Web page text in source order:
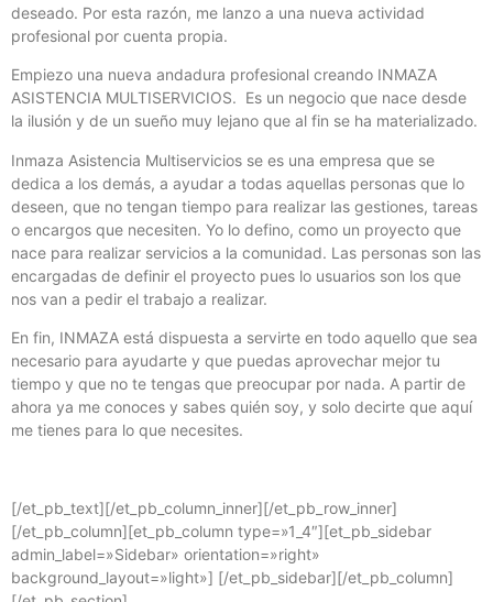
deseado. Por esta razón, me lanzo a una nueva actividad
profesional por cuenta propia.
Empiezo una nueva andadura profesional creando INMAZA
ASISTENCIA MULTISERVICIOS. Es un negocio que nace desde
la ilusión y de un sueño muy lejano que al fin se ha materializado.
Inmaza Asistencia Multiservicios se es una empresa que se
dedica a los demás, a ayudar a todas aquellas personas que lo
deseen, que no tengan tiempo para realizar las gestiones, tareas
o encargos que necesiten. Yo lo defino, como un proyecto que
nace para realizar servicios a la comunidad. Las personas son las
encargadas de definir el proyecto pues lo usuarios son los que
nos van a pedir el trabajo a realizar.
En fin, INMAZA está dispuesta a servirte en todo aquello que sea
necesario para ayudarte y que puedas aprovechar mejor tu
tiempo y que no te tengas que preocupar por nada. A partir de
ahora ya me conoces y sabes quién soy, y solo decirte que aquí
me tienes para lo que necesites.
[/et_pb_text][/et_pb_column_inner][/et_pb_row_inner]
[/et_pb_column][et_pb_column type=»1_4″][et_pb_sidebar
admin_label=»Sidebar» orientation=»right»
background_layout=»light»] [/et_pb_sidebar][/et_pb_column]